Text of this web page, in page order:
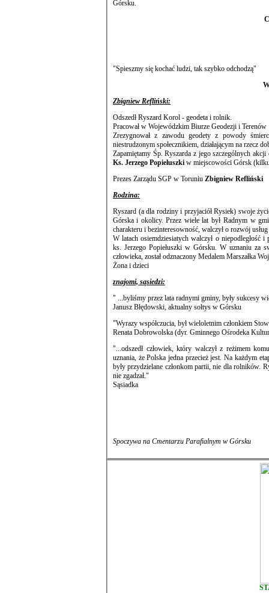
Górsku.
"Spieszmy się kochać ludzi, tak szybko odchodzą"
Zbigniew Refliński:
Odszedł Ryszard Korol - geodeta i rolnik.
Pracował w Wojewódzkim Biurze Geodezji i
Zrezygnował z zawodu geodety z powody
niestrudzonym społecznikiem, działającym na rzecz
Ks. Jerzego Popiełuszki
Prezes Zarządu SGP w Toruniu Zbigniew Refliński
Rodzina:
Ryszard (a dla rodziny i przyjaciół Rysiek) swoje
Górska i okolicy. Przez wiele lat był Radnym w gminie Zławieś Wielka i aktywnym samorządowcem. Cechowała go niezłomność
W latach osiemdziesiatych walczył o niepodległość
ks. Jerzego Popiełuszki w Górsku. W uznaniu za swoje zasługi na rzecz walki o niepodległość Rzeczypospolitej Polskiej i praw
człowieka, został odznaczony Medalem Marszałka
Żona i dzieci
znajomi, sąsiedzi:
" ...byliśmy przez lata radnymi gminy, były sukcesy
Janusz Błędowski, aktualny sołtys w Górsku
"Wyrazy współczucia, był wieloletnim członkiem
Renata Dobrowolska (dyr. Gminnego Ośrodeka
"...odszedł człowiek, który walczył z reżimem
uznania, że Polska jedna przecież jest. Na każdym etapie były kłopoty. Zakładanie numerów telefonów było dla wybrańców. Ciągniki
były przydzielane członkom partii, nie dla rolników. Ryszard z tym walczył, ale wygrywała
nie zgadzał."
Sąsiadka
Spoczywa na Cmentarzu Parafialnym w Górsku